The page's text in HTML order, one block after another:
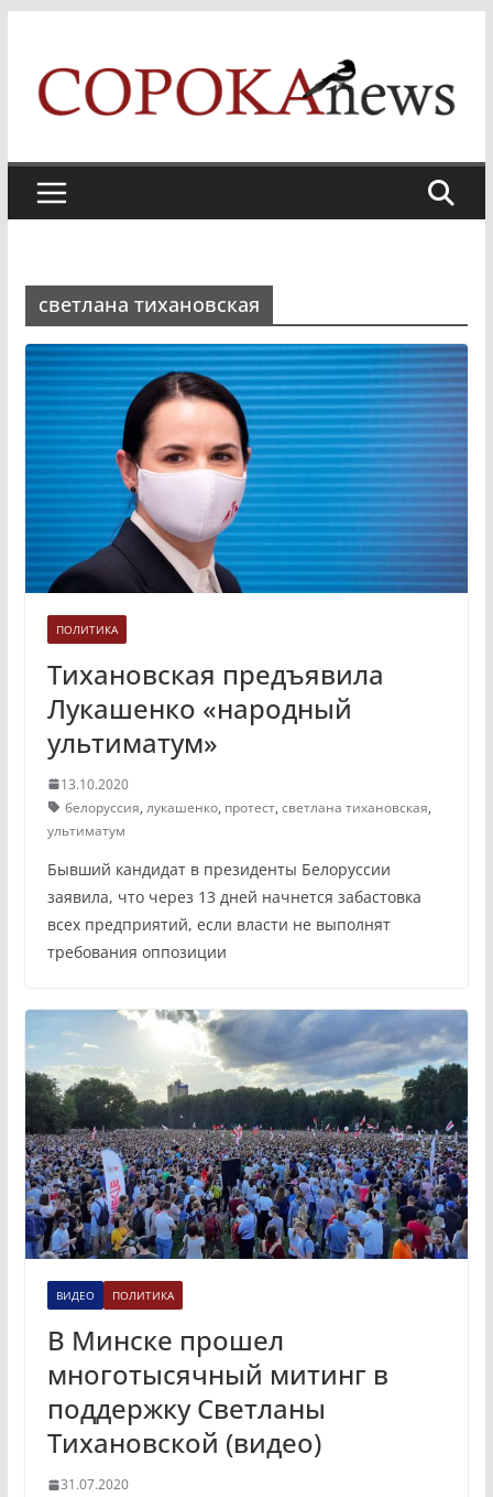
content
светлана тихановская
ПОЛИТИКА
Тихановская предъявила
Лукашенко «народный
ультиматум»
13.10.2020
белоруссия, лукашенко, протест, светлана тихановская,
ультиматум
Бывший кандидат в президенты Белоруссии
заявила, что через 13 дней начнется забастовка
всех предприятий, если власти не выполнят
требования оппозиции
ВИДЕО ПОЛИТИКА
В Минске прошел
многотысячный митинг в
поддержку Светланы
Тихановской (видео)
31.07.2020